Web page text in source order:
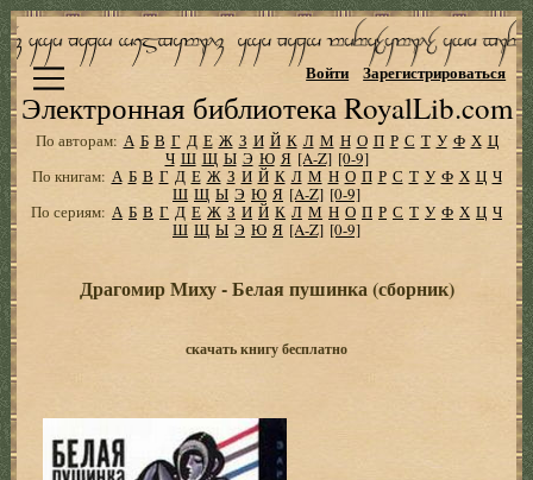
Электронная библиотека RoyalLib.com
Войти Зарегистрироваться
По авторам: А Б В Г Д Е Ж З И Й К Л М Н О П Р С Т У Ф Х Ц
Ч Ш Щ Ы Э Ю Я [A-Z] [0-9]
По книгам: А Б В Г Д Е Ж З И Й К Л М Н О П Р С Т У Ф Х Ц Ч
Ш Щ Ы Э Ю Я [A-Z] [0-9]
По сериям: А Б В Г Д Е Ж З И Й К Л М Н О П Р С Т У Ф Х Ц Ч
Ш Щ Ы Э Ю Я [A-Z] [0-9]
Драгомир Миху - Белая пушинка (сборник)
скачать книгу бесплатно